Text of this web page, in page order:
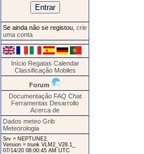
Se ainda não se registou, crie
uma conta
Início Regatas Calendar
Classificação Mobiles
Forum
Documentação FAQ Chat
Ferramentas Desarrollo
Acerca de
Dados meteo Grib
Meteorologia
Srv = NEPTUNE2.
Version = trunk VLM2_V28.1_
07/14/20 08:00:45 AM UTC